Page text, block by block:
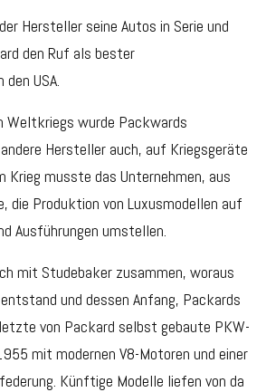
Hersteller seine Autos in Serie und
den Ruf als bester
USA.
Weltkriegs wurde Packwards
Hersteller auch, auf Kriegsgeräte
Krieg musste das Unternehmen, aus
die Produktion von Luxusmodellen auf
Ausführungen umstellen.
mit Studebaker zusammen, woraus
und dessen Anfang, Packards
von Packard selbst gebaute PKW-
mit modernen V8-Motoren und einer
Künftige Modelle liefen von da